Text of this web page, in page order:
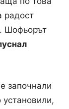
радост
Шофьорът
започнали
установили,